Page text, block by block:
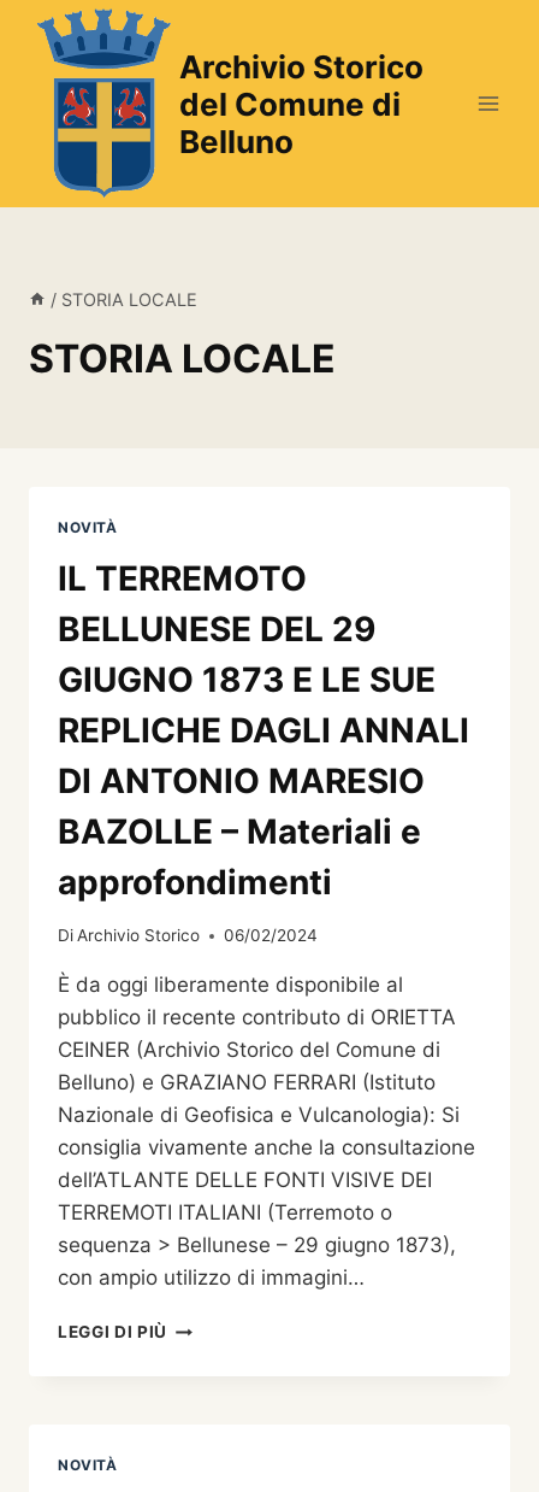
Salta
contenuto
Archivio Storico
del Comune di
Belluno
/ STORIA LOCALE
STORIA LOCALE
NOVITÀ
IL TERREMOTO
BELLUNESE DEL 29
GIUGNO 1873 E LE SUE
REPLICHE DAGLI ANNALI
DI ANTONIO MARESIO
BAZOLLE – Materiali e
approfondimenti
DiArchivio Storico 06/02/2024
È da oggi liberamente disponibile al
pubblico il recente contributo di ORIETTA
CEINER (Archivio Storico del Comune di
Belluno) e GRAZIANO FERRARI (Istituto
Nazionale di Geofisica e Vulcanologia): Si
consiglia vivamente anche la consultazione
dell’ATLANTE DELLE FONTI VISIVE DEI
TERREMOTI ITALIANI (Terremoto o
sequenza > Bellunese – 29 giugno 1873),
con ampio utilizzo di immagini…
LEGGI DI PIÙ IL
NOVITÀ